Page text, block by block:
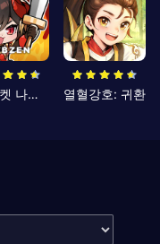
뮤: 포켓 나이츠 열혈강호: 귀환